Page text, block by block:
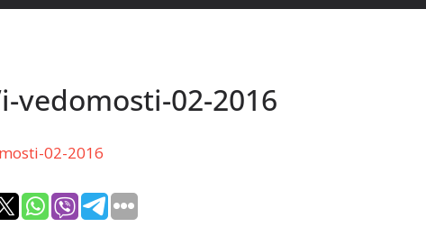
vedomosti-02-2016
02-2016